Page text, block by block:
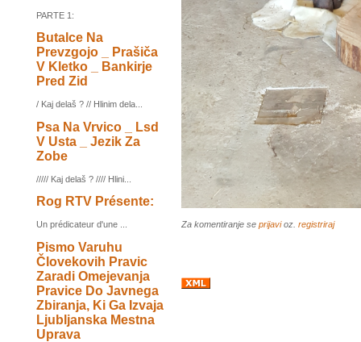
PARTE 1:
Butalce Na
Prevzgojo _ Prašiča
V Kletko _ Bankirje
Pred Zid
/ Kaj delaš ? // Hlinim dela...
Psa Na Vrvico _ Lsd
V Usta _ Jezik Za
Zobe
///// Kaj delaš ? //// Hlini...
Rog RTV Présente:
Un prédicateur d'une ...
Pismo Varuhu
Človekovih Pravic
Zaradi Omejevanja
Pravice Do Javnega
Zbiranja, Ki Ga Izvaja
Ljubljanska Mestna
Uprava
Za komentiranje se prijavioz. registriraj